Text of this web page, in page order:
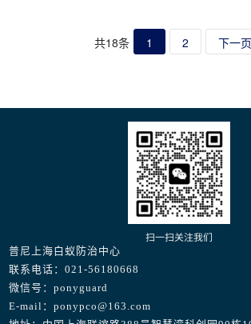
采...
共18条 1 2 下一页
扫一扫关注我们
普尼上海白蚁防治中心
联系电话：021-56180668
微信号：ponyguard
E-mail：ponypco@163.com